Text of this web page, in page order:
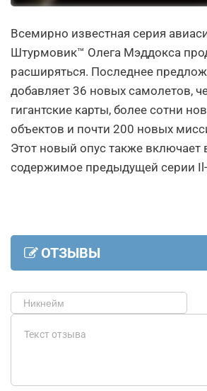
Всемирно известная серия
Штурмовик™ Олега Мэддокса
расширяться. Последнее
добавляет 36 новых самолетов,
гигантские карты, более сотни
объектов и почти 200 новых
Этот новый опус также включает
содержимое предыдущей серии
ОТЗЫВЫ